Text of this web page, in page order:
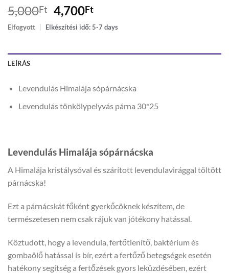
5,000Ft Original
price
was:
4,700FtCurrent
price
is:
Elfogyott Elkészítési idő: 5-7 days
LEÍRÁS
Levendulás Himalája sópárnácska
Levendulás tönkölypelyvás párna 30*25
Levendulás Himalája sópárnácska
A Himalája kristálysóval és szárított levendulavirággal töltött
párnácska!
Ezt a párnácskát főként gyerkőcöknek készítem, de
természetesen nem csak rájuk van jótékony hatással.
Köztudott, hogy a levendula, fertőtlenítő, baktérium és
gombaölő hatással is bír, ezért a fertőző betegségek esetén
hatékony segítség a fertőzések gyors leküzdésében, ezért